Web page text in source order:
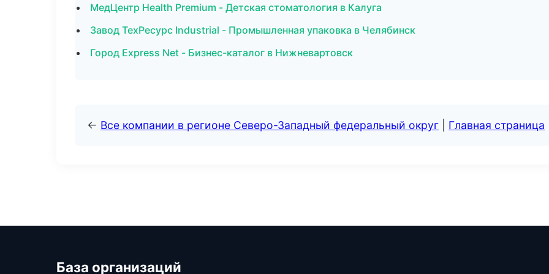
МедЦентр Health Premium - Детская стоматология в Калуга
Завод ТехРесурс Industrial - Промышленная упаковка в Челябинск
Город Express Net - Бизнес-каталог в Нижневартовск
← Все компании в регионе Северо-Западный федеральный округ Главная страница
База организаций